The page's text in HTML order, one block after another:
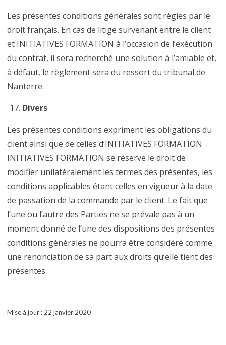
Les présentes conditions générales sont régies par le
droit français. En cas de litige survenant entre le client
et INITIATIVES FORMATION à l’occasion de l’exécution
du contrat, il sera recherché une solution à l’amiable et,
à défaut, le règlement sera du ressort du tribunal de
Nanterre.
Divers
Les présentes conditions expriment les obligations du
client ainsi que de celles d’INITIATIVES FORMATION.
INITIATIVES FORMATION se réserve le droit de
modifier unilatéralement les termes des présentes, les
conditions applicables étant celles en vigueur à la date
de passation de la commande par le client. Le fait que
l’une ou l’autre des Parties ne se prévale pas à un
moment donné de l’une des dispositions des présentes
conditions générales ne pourra être considéré comme
une renonciation de sa part aux droits qu’elle tient des
présentes.
Mise à jour : 22 janvier 2020